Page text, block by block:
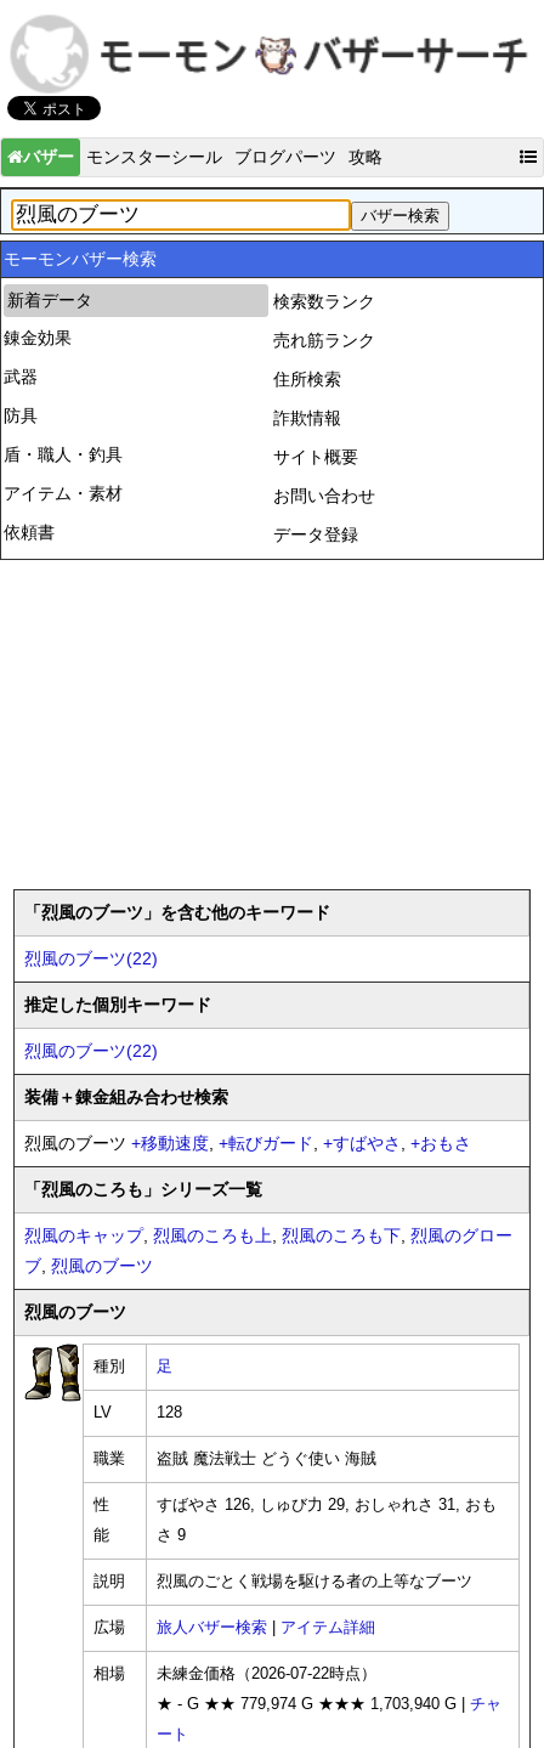
バザー モンスターシール ブログパーツ 攻略
モーモンバザー検索
新着データ
錬金効果
武器
防具
盾・職人・釣具
アイテム・素材
依頼書
検索数ランク
売れ筋ランク
住所検索
詐欺情報
サイト概要
お問い合わせ
データ登録
「烈風のブーツ」を含む他のキーワード
烈風のブーツ(22)
推定した個別キーワード
烈風のブーツ(22)
装備＋錬金組み合わせ検索
烈風のブーツ +移動速度, +転びガード, +すばやさ , +おもさ
「烈風のころも」シリーズ一覧
烈風のキャップ, 烈風のころも上, 烈風のころも下, 烈風のグロー
ブ, 烈風のブーツ
烈風のブーツ
種別 足
LV 128
職業 盗賊 魔法戦士 どうぐ使い 海賊
性
能
すばやさ 126, しゅび力 29, おしゃれさ 31, おも
さ 9
説明 烈風のごとく戦場を駆ける者の上等なブーツ
広場 旅人バザー検索 アイテム詳細
相場
未練金価格（2026-07-22時点）
★ - G ★★ 779,974 G ★★★ 1,703,940 G | チャ
ート